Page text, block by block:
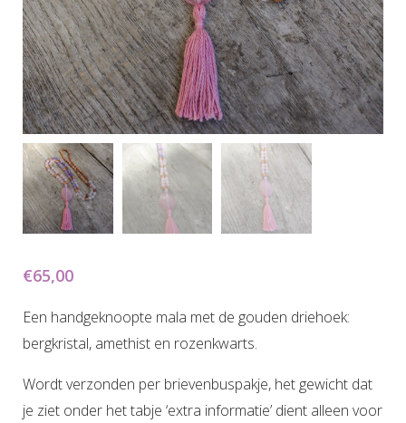
€65,00
Een handgeknoopte mala met de gouden driehoek:
bergkristal, amethist en rozenkwarts.
Wordt verzonden per brievenbuspakje, het gewicht dat
je ziet onder het tabje ‘extra informatie’ dient alleen voor